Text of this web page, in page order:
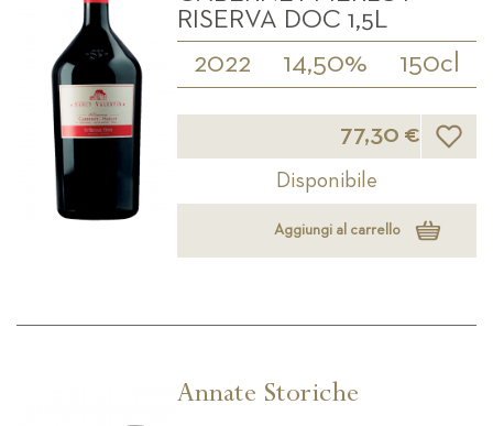
RISERVA DOC 1,5L
2022 14,50% 150cl
77,30 € Lista
Disponibile
Aggiungi al carrello
Annate Storiche